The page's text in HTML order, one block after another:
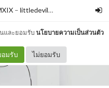
และยอมรับนโยบายความเป็นส่วนตัว
อมรับ ไม่ยอมรับ
– littledevilxxx